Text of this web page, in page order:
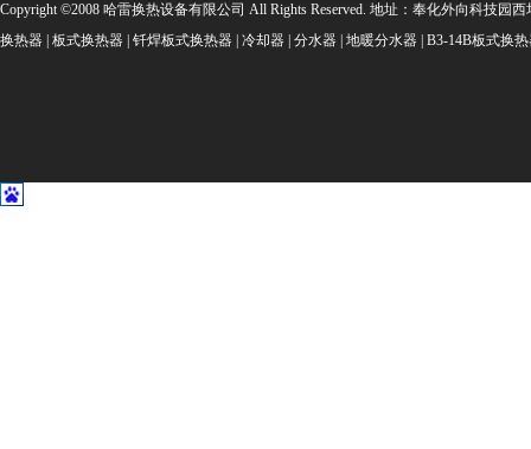
Copyright ©2008 哈雷换热设备有限公司 All Rights Reserved. 地址：奉化外向科技园
换热器 | 板式换热器 | 钎焊板式换热器 | 冷却器 | 分水器 | 地暖分水器 | B3-14B板式换